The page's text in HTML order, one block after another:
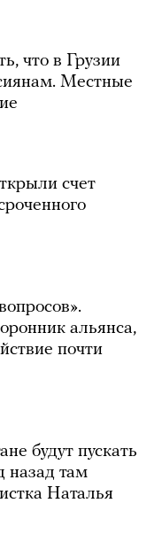
что в Грузии
Местные
счет
альянса,
почти
будут пускать
назад там
Наталья